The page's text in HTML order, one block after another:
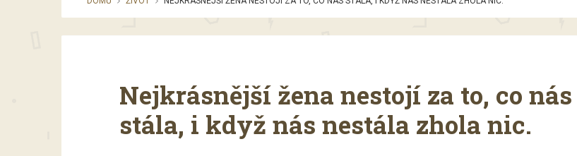
Nejkrásnější žena nestojí za to, co nás
stála, i když nás nestála zhola nic.